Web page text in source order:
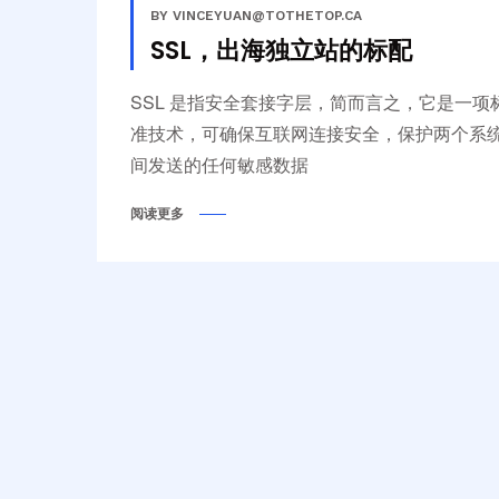
BY VINCEYUAN@TOTHETOP.CA
SSL，出海独立站的标配
SSL 是指安全套接字层，简而言之，它是一项
准技术，可确保互联网连接安全，保护两个系
间发送的任何敏感数据
阅读更多